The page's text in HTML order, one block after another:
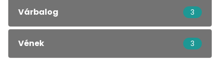
Várbalog 3
Vének 3